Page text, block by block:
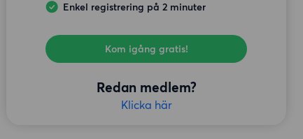
Enkel registrering på 2 minuter
Kom igång gratis!
Redan medlem?
Klicka här